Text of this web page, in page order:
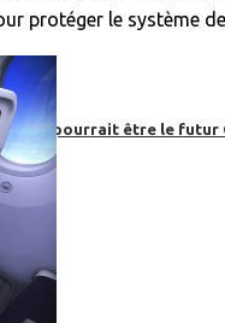
pourrait être le futur
protéger le système